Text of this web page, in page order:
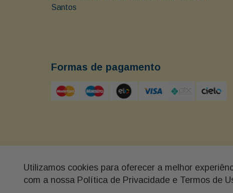
Santos
Formas de pagamento
Buon Giorno - Av. Senador Pinheiro Machado 740,
PRESENTES LTDA - CNPJ 69.350.163/0001-09
Utilizamos cookies para oferecer a melhor
com a nossa Política de Privacidade e Termos de